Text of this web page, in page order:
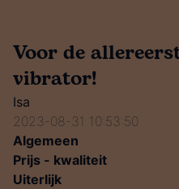
Voor de
vibrator!
Isa
2023-08-31 10:53:50
Algemeen
Prijs - kwaliteit
Uiterlijk